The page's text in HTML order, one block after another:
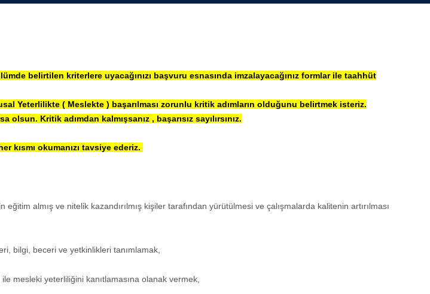
belirtilen kriterlere uyacağınızı başvuru esnasında imzalayacağınız formlar ile taahhüt
Yeterlilikte ( Meslekte ) başarılması zorunlu kritik adımların olduğunu belirtmek isteriz.
olsun. Kritik adımdan kalmışsanız , başarısız sayılırsınız.
kısmı okumanızı tavsiye ederiz.
almış ve nitelik kazandırılmış kişiler tarafından yürütülmesi ve çalışmalarda kalitenin artırılması
bilgi, beceri ve yetkinlikleri tanımlamak,
mesleki yeterliliğini kanıtlamasına olanak vermek,